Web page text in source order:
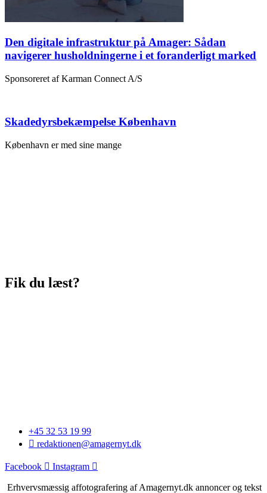
Den digitale infrastruktur på Amager: Sådan
navigerer husholdningerne i et foranderligt marked
Sponsoreret af Karman Connect A/S
Skadedyrsbekæmpelse København
København er med sine mange
Fik du læst?
+45 32 53 19 99
redaktionen@amagernyt.dk
Facebook Instagram
Erhvervsmæssig affotografering af Amagernyt.dk annoncer og tekst